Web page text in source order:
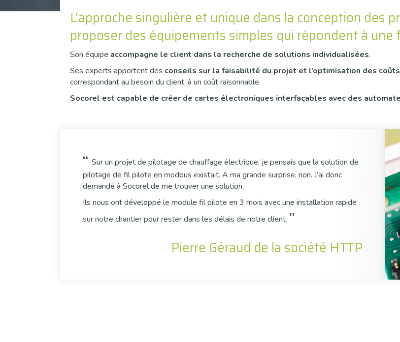
L'approche singulière et unique dans la conception des
proposer des équipements simples qui répondent à une
Son équipe accompagne le client dans la recherche de solutions individualisées.
Ses experts apportent des conseils sur la faisabilité du projet et l’optimisation des coûts
correspondant au besoin du client, à un coût raisonnable.
Socorel est capable de créer de cartes électroniques interfaçables avec des
“Sur un projet de pilotage de chauffage électrique, je pensais que la solution de
pilotage de fil pilote en modbus existait. A ma grande surprise, non. J’ai donc
demandé à Socorel de me trouver une solution.
Ils nous ont développé le module fil pilote en 3 mois avec une installation rapide
sur notre chantier pour rester dans les délais de notre client ”
Pierre Géraud de la société HTTP